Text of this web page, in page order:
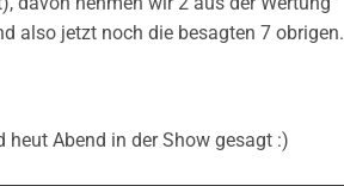
also jetzt noch die besagten 7 obrigen.
Abend in der Show gesagt :)